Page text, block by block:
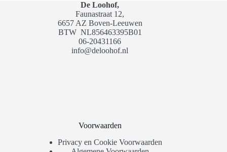
De Loohof,
Faunastraat 12,
6657 AZ Boven-Leeuwen
BTW NL856463395B01
06-20431166
info@deloohof.nl
Voorwaarden
Privacy en Cookie Voorwaarden